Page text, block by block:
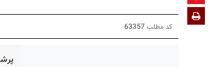
کد مطلب 63357